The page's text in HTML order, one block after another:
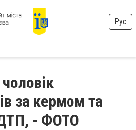
Рус
за кермом та
- ФОТО